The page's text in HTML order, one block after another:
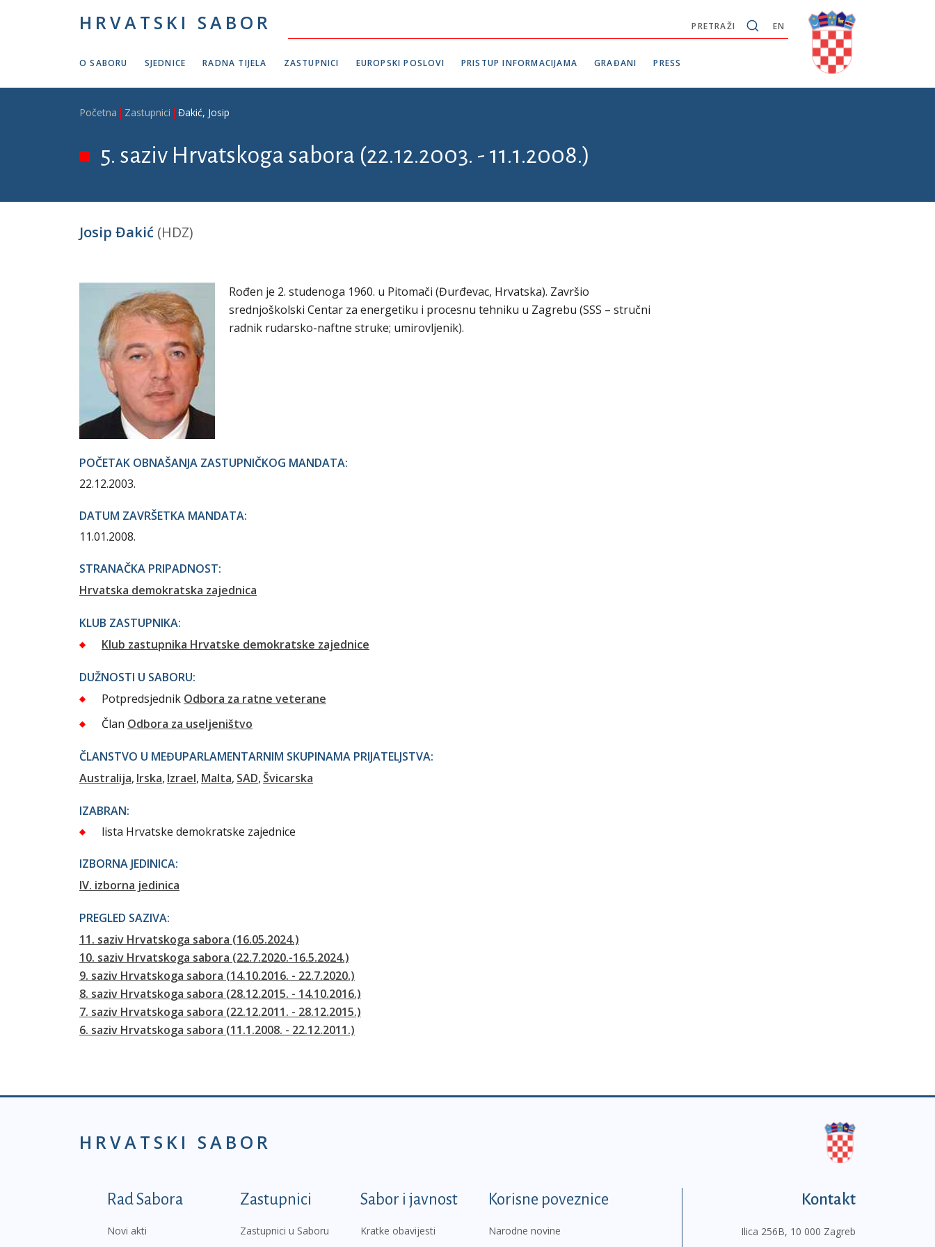
HRVATSKI SABOR EN
PRETRAŽI
O SABORU SJEDNICE RADNA TIJELA ZASTUPNICI EUROPSKI POSLOVI PRISTUP INFORMACIJAMA GRAĐANI PRESS
Breadcrumb
Početna Zastupnici Đakić, Josip
5. saziv Hrvatskoga sabora (22.12.2003. - 11.1.2008.)
Josip Đakić (HDZ)
Rođen je 2. studenoga 1960. u Pitomači (Đurđevac, Hrvatska). Završio
srednjoškolski Centar za energetiku i procesnu tehniku u Zagrebu (SSS – stručni
radnik rudarsko-naftne struke; umirovljenik).
POČETAK OBNAŠANJA ZASTUPNIČKOG MANDATA:
22.12.2003.
DATUM ZAVRŠETKA MANDATA:
11.01.2008.
STRANAČKA PRIPADNOST:
Hrvatska demokratska zajednica
KLUB ZASTUPNIKA:
Klub zastupnika Hrvatske demokratske zajednice
DUŽNOSTI U SABORU:
Potpredsjednik Odbora za ratne veterane
Član Odbora za useljeništvo
ČLANSTVO U MEĐUPARLAMENTARNIM SKUPINAMA PRIJATELJSTVA:
Australija Irska Izrael Malta SAD Švicarska
IZABRAN:
lista Hrvatske demokratske zajednice
IZBORNA JEDINICA:
IV. izborna jedinica
PREGLED SAZIVA:
11. saziv Hrvatskoga sabora (16.05.2024.)
10. saziv Hrvatskoga sabora (22.7.2020.-16.5.2024.)
9. saziv Hrvatskoga sabora (14.10.2016. - 22.7.2020.)
8. saziv Hrvatskoga sabora (28.12.2015. - 14.10.2016.)
7. saziv Hrvatskoga sabora (22.12.2011. - 28.12.2015.)
6. saziv Hrvatskoga sabora (11.1.2008. - 22.12.2011.)
HRVATSKI SABOR
Podnožje prvi izbornik
Rad Sabora
Novi akti
Zastupnici
Zastupnici u Saboru
Sabor i javnost
Kratke obavijesti
Korisne poveznice
Narodne novine
Kontakt
Ilica 256B, 10 000 Zagreb